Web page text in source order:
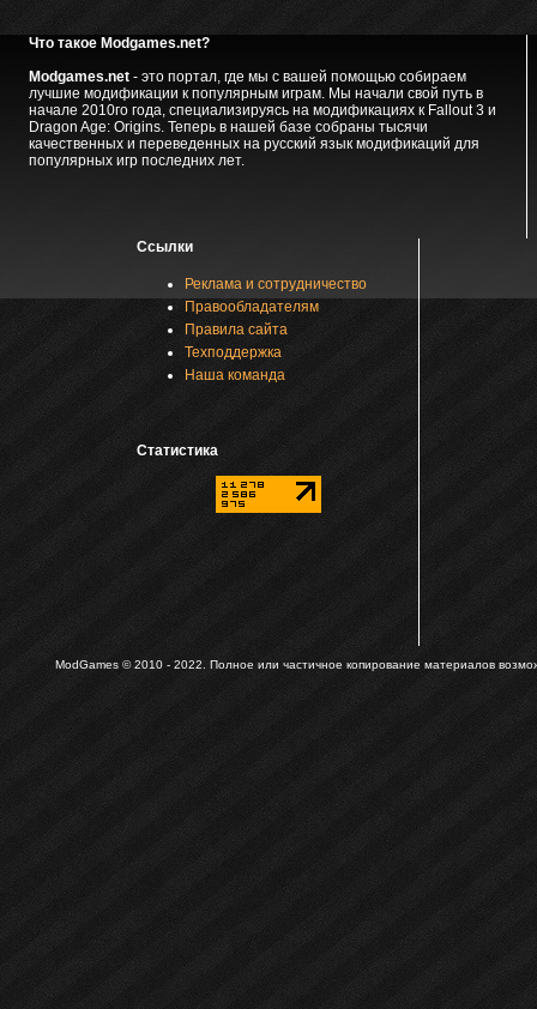
Что такое Modgames.net?
Modgames.net- это портал, где мы с вашей помощью собираем
лучшие модификации к популярным играм. Мы начали свой путь в
начале 2010го года, специализируясь на модификациях к Fallout 3 и
Dragon Age: Origins. Теперь в нашей базе собраны тысячи
качественных и переведенных на русский язык модификаций для
популярных игр последних лет.
Ссылки
Реклама и сотрудничество
Правообладателям
Правила сайта
Техподдержка
Наша команда
Статистика
ModGames © 2010 - 2022. Полное или частичное копирование материалов